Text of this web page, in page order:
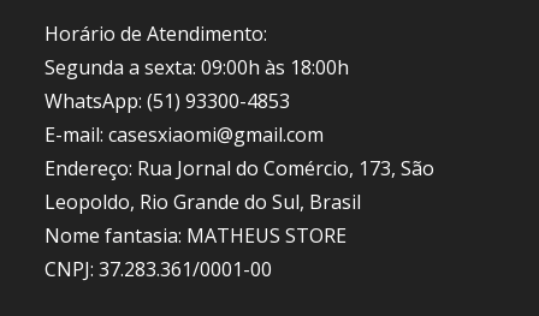
Horário de Atendimento:
Segunda a sexta: 09:00h às 18:00h
WhatsApp: (51) 93300-4853
E-mail: casesxiaomi@gmail.com
Endereço: Rua Jornal do Comércio, 173, São
Leopoldo, Rio Grande do Sul, Brasil
Nome fantasia: MATHEUS STORE
CNPJ: 37.283.361/0001-00